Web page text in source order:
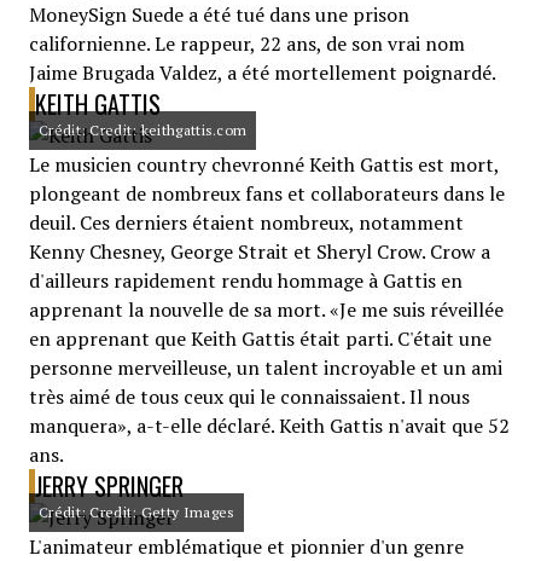
MoneySign Suede a été tué dans une prison
californienne. Le rappeur, 22 ans, de son vrai nom
Jaime Brugada Valdez, a été mortellement poignardé.
KEITH GATTIS
Crédit: Credit: keithgattis.com
Le musicien country chevronné Keith Gattis est mort,
plongeant de nombreux fans et collaborateurs dans le
deuil. Ces derniers étaient nombreux, notamment
Kenny Chesney, George Strait et Sheryl Crow. Crow a
d'ailleurs rapidement rendu hommage à Gattis en
apprenant la nouvelle de sa mort. «Je me suis réveillée
en apprenant que Keith Gattis était parti. C'était une
personne merveilleuse, un talent incroyable et un ami
très aimé de tous ceux qui le connaissaient. Il nous
manquera», a-t-elle déclaré. Keith Gattis n'avait que 52
ans.
JERRY SPRINGER
Crédit: Credit: Getty Images
L'animateur emblématique et pionnier d'un genre